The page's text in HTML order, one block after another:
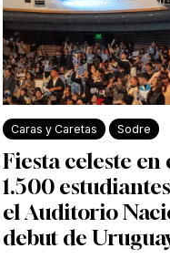
Caras y Caretas Sodre
Fiesta celeste en
1.500
el Auditorio
debut de